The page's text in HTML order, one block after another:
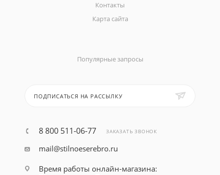
Контакты
Карта сайта
Популярные запросы
ПОДПИСАТЬСЯ НА РАССЫЛКУ
8 800 511-06-77 ЗАКАЗАТЬ ЗВОНОК
mail@stilnoeserebro.ru
Время работы онлайн-магазина: